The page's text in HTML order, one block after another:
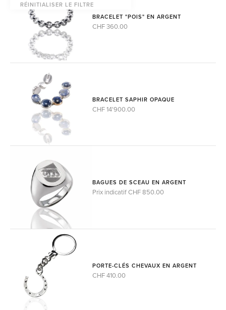
RÉINITIALISER LE FILTRE
BRACELET "POIS" EN ARGENT
CHF 360.00
BRACELET SAPHIR OPAQUE
CHF 14'900.00
BAGUES DE SCEAU EN ARGENT
Prix indicatif CHF 850.00
PORTE-CLÉS CHEVAUX EN ARGENT
CHF 410.00